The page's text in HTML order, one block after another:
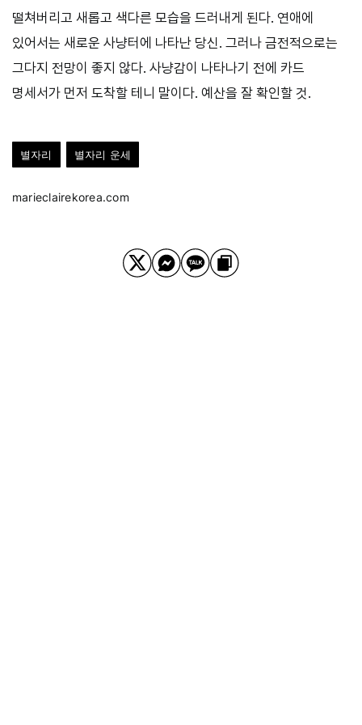
떨쳐버리고 새롭고 색다른 모습을 드러내게 된다. 연애에
있어서는 새로운 사냥터에 나타난 당신. 그러나 금전적으로는
그다지 전망이 좋지 않다. 사냥감이 나타나기 전에 카드
명세서가 먼저 도착할 테니 말이다. 예산을 잘 확인할 것.
별자리 별자리 운세
marieclairekorea.com